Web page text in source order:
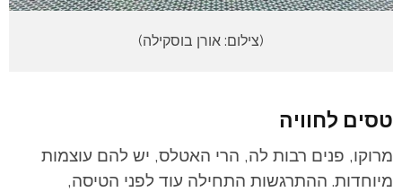
(צילום: אורן בוסקילה)
טסים לחוויה
מרוקו, פנים רבות לה, הרי האטלס, יש להם עוצמות
מיוחדות. ההתרגשות התחילה עוד לפני הטיסה,